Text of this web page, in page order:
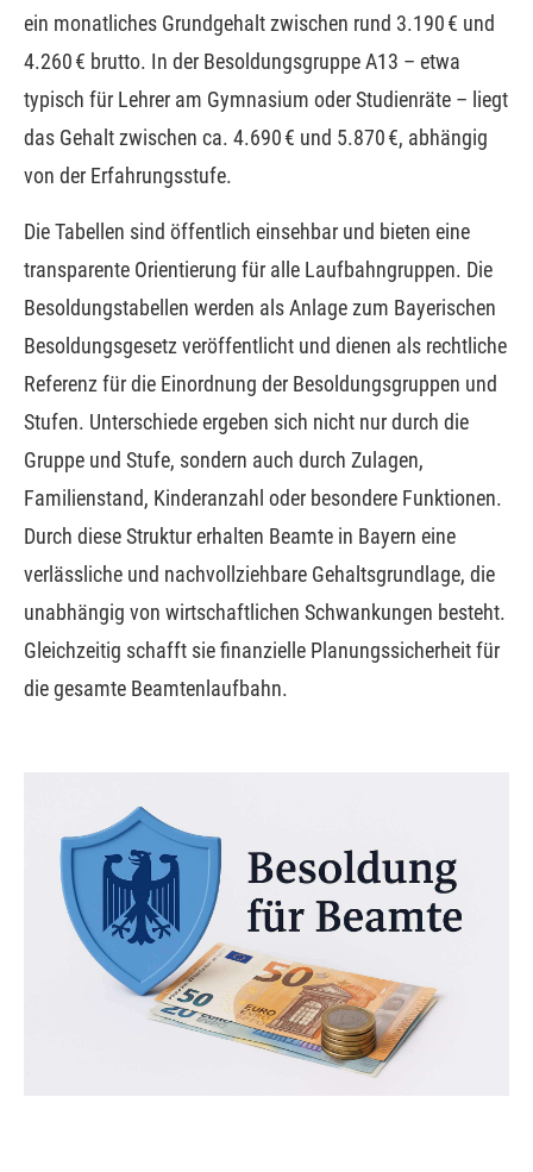
ein monatliches Grundgehalt zwischen rund 3.190 € und
4.260 € brutto. In der Besoldungsgruppe A13 – etwa
typisch für Lehrer am Gymnasium oder Studienräte – liegt
das Gehalt zwischen ca. 4.690 € und 5.870 €, abhängig
von der Erfahrungsstufe.
Die Tabellen sind öffentlich einsehbar und bieten eine
transparente Orientierung für alle Laufbahngruppen. Die
Besoldungstabellen werden als Anlage zum Bayerischen
Besoldungsgesetz veröffentlicht und dienen als rechtliche
Referenz für die Einordnung der Besoldungsgruppen und
Stufen. Unterschiede ergeben sich nicht nur durch die
Gruppe und Stufe, sondern auch durch Zulagen,
Familienstand, Kinderanzahl oder besondere Funktionen.
Durch diese Struktur erhalten Beamte in Bayern eine
verlässliche und nachvollziehbare Gehaltsgrundlage, die
unabhängig von wirtschaftlichen Schwankungen besteht.
Gleichzeitig schafft sie finanzielle Planungssicherheit für
die gesamte Beamtenlaufbahn.